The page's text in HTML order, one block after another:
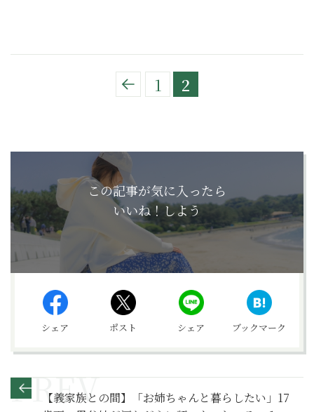
1 2
この記事が気に入ったら
いいね！しよう
シェア ポスト シェア ブックマーク
【義家族との間】「お姉ちゃんと暮らしたい」17